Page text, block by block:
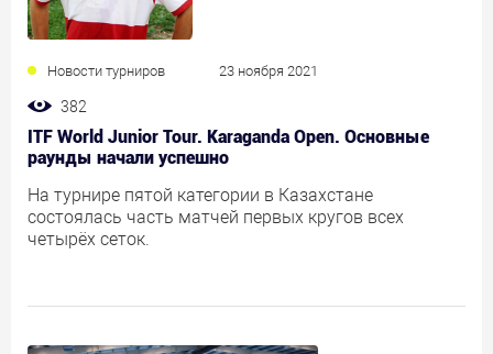
Новости турниров 23 ноября 2021
382
ITF World Junior Tour. Karaganda Open. Основные
раунды начали успешно
На турнире пятой категории в Казахстане
состоялась часть матчей первых кругов всех
четырёх сеток.